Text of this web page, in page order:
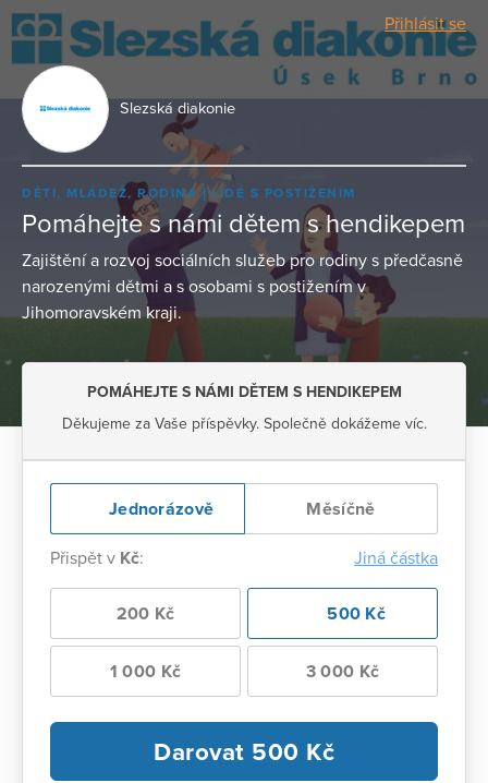
Přihlásit se
Slezská diakonie
DĚTI, MLÁDEŽ, RODINA LIDÉ S POSTIŽENÍM
Pomáhejte s námi dětem s hendikepem
Zajištění a rozvoj sociálních služeb pro rodiny s předčasně
narozenými dětmi a s osobami s postižením v
Jihomoravském kraji.
POMÁHEJTE S NÁMI DĚTEM S HENDIKEPEM
Děkujeme za Vaše příspěvky. Společně dokážeme víc.
Jednorázově Měsíčně
Přispět v Kč: Jiná částka
200 Kč 500 Kč
1 000 Kč 3 000 Kč
Darovat 500 Kč